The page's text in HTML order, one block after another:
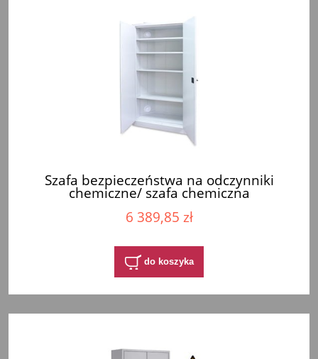
Szafa bezpieczeństwa na odczynniki
chemiczne/ szafa chemiczna
6 389,85 zł
do koszyka